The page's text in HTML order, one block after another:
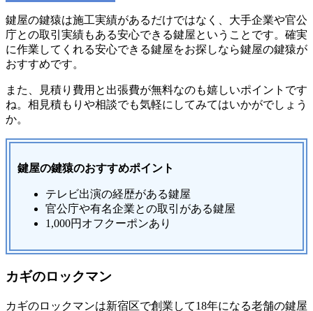
鍵屋の鍵猿は施工実績があるだけではなく、大手企業や官公
庁との取引実績もある安心できる鍵屋ということです。確実
に作業してくれる安心できる鍵屋をお探しなら鍵屋の鍵猿が
おすすめです。
また、見積り費用と出張費が無料なのも嬉しいポイントです
ね。相見積もりや相談でも気軽にしてみてはいかがでしょう
か。
鍵屋の鍵猿のおすすめポイント
テレビ出演の経歴がある鍵屋
官公庁や有名企業との取引がある鍵屋
1,000円オフクーポンあり
カギのロックマン
カギのロックマンは新宿区で創業して18年になる老舗の鍵屋